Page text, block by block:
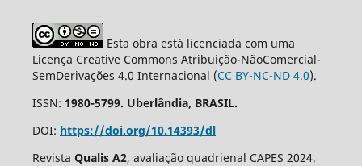
Esta obra está licenciada com uma
Licença Creative Commons Atribuição-NãoComercial-
SemDerivações 4.0 Internacional (CC BY-NC-ND 4.0).
ISSN: 1980-5799. Uberlândia, BRASIL.
DOI: https://doi.org/10.14393/dl
Revista Qualis A2, avaliação quadrienal CAPES 2024.